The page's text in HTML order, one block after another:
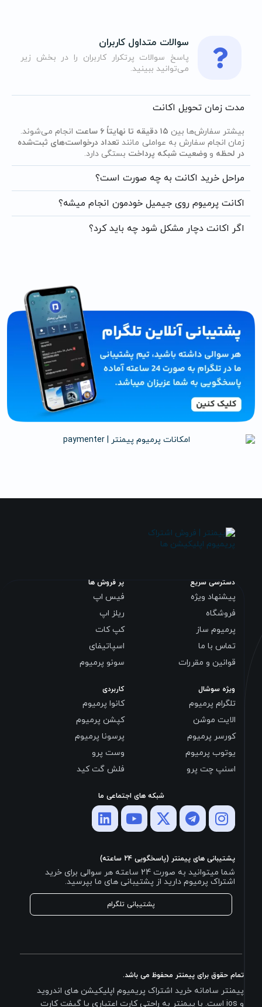
سوالات متداول کاربران
پاسخ سوالات پرتکرار کاربران را در بخش زیر
می‌توانید ببینید.
مدت زمان تحویل اکانت
بیشتر سفارش‌ها بین ۱۵ دقیقه تا نهایتاً ۶ ساعت
انجام می‌شوند.
زمان انجام سفارش به عواملی مانند تعداد درخواست‌های ثبت‌شده
در لحظه و وضعیت شبکه پرداخت بستگی دارد.
مراحل خرید اکانت به چه صورت است؟
اکانت پرمیوم روی جیمیل خودمون انجام میشه؟
اگر اکانت دچار مشکل شود چه باید کرد؟
دسترسی سریع
پیشنهاد ویژه
فروشگاه
پرمیوم ساز
تماس با ما
قوانین و مقررات
پر فروش ها
فیس اپ
ریلز اپ
کپ کات
اسپاتیفای
سونو پرمیوم
ویژه سوشال
تلگرام پرمیوم
الایت موشن
کورسر پرمیوم
یوتوب پرمیوم
اسنپ چت پرو
کاربردی
کانوا پرمیوم
کپشن پرمیوم
پرسونا پرمیوم
وست پرو
فلش گت کید
شبکه های اجتماعی ما
پشتیبانی های پیمنتر (پاسخگویی 24 ساعته)
شما میتوانید به صورت 24 ساعته هر سوالی برای خرید
اشتراک پرمیوم دارید از پشتیبانی های ما بپرسید.
پشتیبانی تلگرام
تمام حقوق برای پیمنتر محفوظ می باشد.
پیمنتر سامانه خرید اشتراک پریمیوم اپلیکیشن های اندروید
و ios است. با پیمنتر به راحتی کارت اعتباری یا گیفت کارت